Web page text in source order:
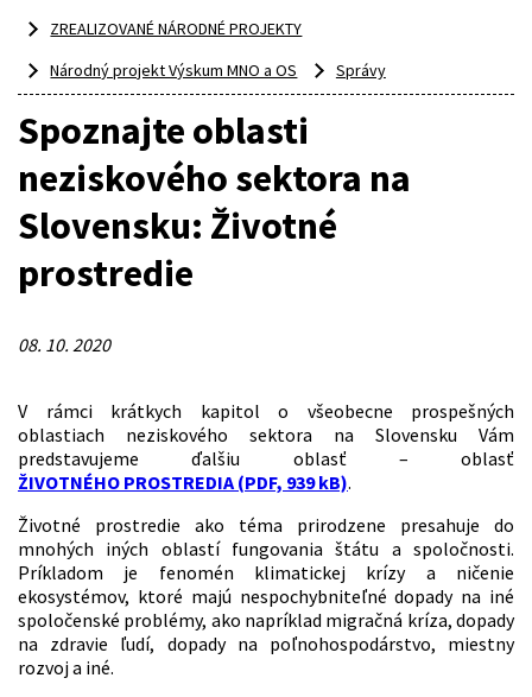
ZREALIZOVANÉ NÁRODNÉ PROJEKTY
Národný projekt Výskum MNO a OS
Správy
Spoznajte oblasti
neziskového sektora na
Slovensku: Životné
prostredie
08. 10. 2020
V rámci krátkych kapitol o všeobecne prospešných
oblastiach neziskového sektora na Slovensku Vám
predstavujeme ďalšiu oblasť – oblasť
ŽIVOTNÉHO PROSTREDIA (PDF, 939 kB).
Životné prostredie ako téma prirodzene presahuje do
mnohých iných oblastí fungovania štátu a spoločnosti.
Príkladom je fenomén klimatickej krízy a ničenie
ekosystémov, ktoré majú nespochybniteľné dopady na iné
spoločenské problémy, ako napríklad migračná kríza, dopady
na zdravie ľudí, dopady na poľnohospodárstvo, miestny
rozvoj a iné.